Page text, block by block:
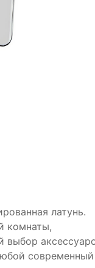
латунь.
комнаты,
выбор
современный